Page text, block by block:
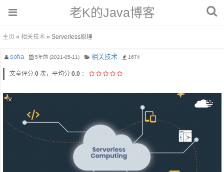
老K的Java博客
主页 » 相关技术 » Serverless原理
sofia 5年前 (2021-05-11) 相关技术 1674
文章评分 0 次，平均分 0.0 ：